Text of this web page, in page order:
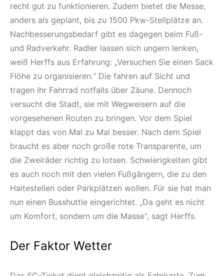
recht gut zu funktionieren. Zudem bietet die Messe,
anders als geplant, bis zu 1500 Pkw-Stellplätze an.
Nachbesserungsbedarf gibt es dagegen beim Fuß-
und Radverkehr. Radler lassen sich ungern lenken,
weiß Herffs aus Erfahrung: „Versuchen Sie einen Sack
Flöhe zu organisieren.“ Die fahren auf Sicht und
tragen ihr Fahrrad notfalls über Zäune. Dennoch
versucht die Stadt, sie mit Wegweisern auf die
vorgesehenen Routen zu bringen. Vor dem Spiel
klappt das von Mal zu Mal besser. Nach dem Spiel
braucht es aber noch große rote Transparente, um
die Zweiräder richtig zu lotsen. Schwierigkeiten gibt
es auch noch mit den vielen Fußgängern, die zu den
Haltestellen oder Parkplätzen wollen. Für sie hat man
nun einen Busshuttle eingerichtet. „Da geht es nicht
um Komfort, sondern um die Masse“, sagt Herffs.
Der Faktor Wetter